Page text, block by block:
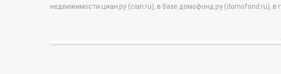
недвижимости циан.ру (cian.ru), в базе домофонд.ру (domofond.ru), в